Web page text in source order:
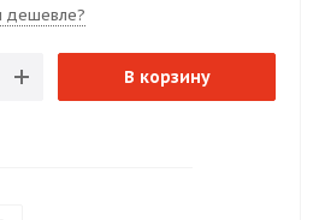
дешевле?
В корзину